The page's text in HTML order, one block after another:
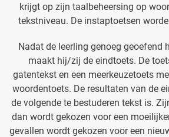
krijgt op zijn taalbeheersing op
tekstniveau. De instaptoetsen
Nadat de leerling genoeg geoefend
maakt hij/zij de eindtoets. De
gatentekst en een meerkeuzetoets
woordentoets. De resultaten van de
de volgende te bestuderen tekst is.
dan wordt gekozen voor een
gevallen wordt gekozen voor een